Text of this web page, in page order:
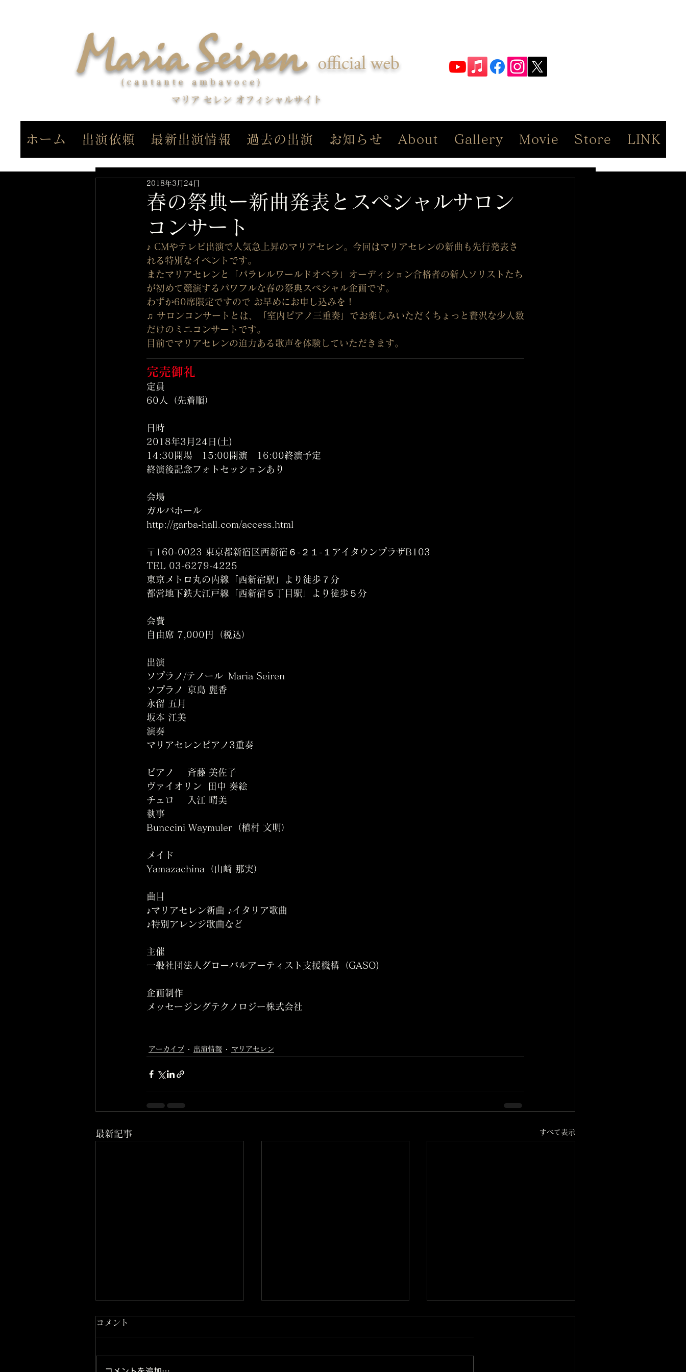
ホーム 出演依頼 最新出演情報 過去の出演 お知らせ About Gallery Movie Store LINK
春の祭典ー新曲発表とスペシャルサロン
コンサート
2018年3月24日
♪ CMやテレビ出演で人気急上昇のマリアセレン。今回はマリアセレンの新曲も先行発表さ
れる特別なイベントです。
またマリアセレンと「パラレルワールドオペラ」オーディション合格者の新人ソリストたち
が初めて競演するパワフルな春の祭典スペシャル企画です。
わずか60席限定ですので お早めにお申し込みを！
♫ サロンコンサートとは、「室内ピアノ三重奏」でお楽しみいただくちょっと贅沢な少人数
だけのミニコンサートです。
目前でマリアセレンの迫力ある歌声を体験していただきます。
完売御礼
60人（先着順）
2018年3月24日(土)
14:30開場　15:00開演　16:00終演予定
終演後記念フォトセッションあり
ガルバホール
http://garba-hall.com/access.html
〒160-0023 東京都新宿区西新宿６-２１-１アイタウンプラザB103
TEL 03-6279-4225
東京メトロ丸の内線「西新宿駅」より徒歩７分
都営地下鉄大江戸線「西新宿５丁目駅」より徒歩５分
自由席 7,000円（税込）
ソプラノ/テノール	Maria Seiren
ソプラノ	京島 麗香
永留 五月
坂本 江美
マリアセレンピアノ3重奏
ピアノ	斉藤 美佐子
ヴァイオリン	田中 奏絵
チェロ	入江 晴美
Bunccini Waymuler（植村 文明）
Yamazachina（山崎 那実）
♪マリアセレン新曲 ♪イタリア歌曲
♪特別アレンジ歌曲など
一般社団法人グローバルアーティスト支援機構（GASO)
メッセージングテクノロジー株式会社
アーカイブ 出演情報 マリアセレン
最新記事 すべて表示
コメント